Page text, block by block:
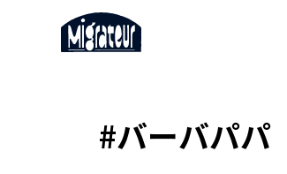
#バーバパパ